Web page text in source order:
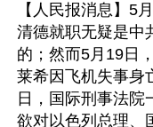
【人民报消息】5
清德就职无疑是中
的；然而5月19日
莱希因飞机失事身
日，国际刑事法院
欲对以色列总理、